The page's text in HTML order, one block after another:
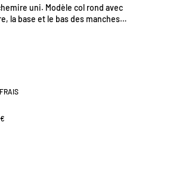
uni. Modèle col rond avec
la base et le bas des manches.
robe ! 100% cachemire.
coloris.